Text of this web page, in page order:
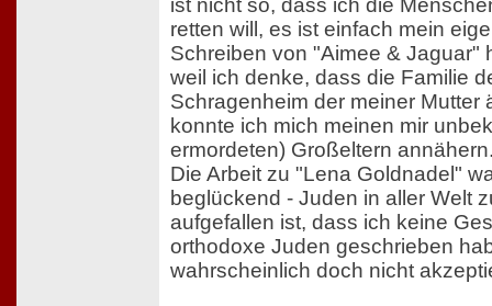
ist nicht so, dass ich die
retten will, es ist einfach mein
Schreiben von "Aimee & Jaguar"
weil ich denke, dass die Familie
Schragenheim der meiner Mutter
konnte ich mich meinen mir
ermordeten) Großeltern
Die Arbeit zu "Lena Goldnadel"
beglückend - Juden in aller Welt
aufgefallen ist, dass ich keine
orthodoxe Juden geschrieben
wahrscheinlich doch nicht